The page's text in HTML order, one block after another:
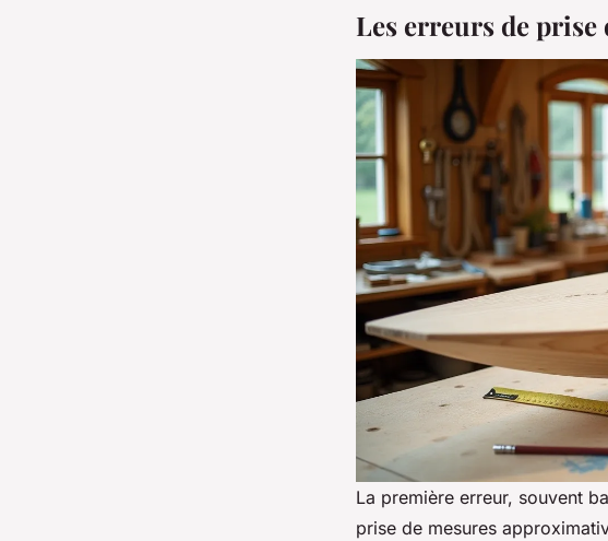
Les erreurs de prise
La première erreur, souvent
prise de mesures